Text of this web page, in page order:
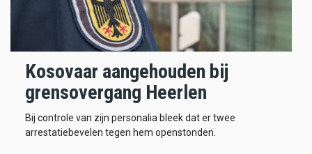
Kosovaar aangehouden bij
grensovergang Heerlen
Bij controle van zijn personalia bleek dat er twee
arrestatiebevelen tegen hem openstonden.